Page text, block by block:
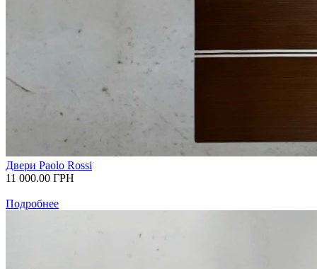
Двери Paolo Rossi
11 000.00 ГРН
Подробнее